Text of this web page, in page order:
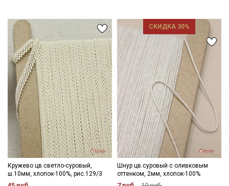
Кружево цв.светло-суровый,
ш.10мм, хлопок-100%, рис.129/3
СКИДКА 30%
Шнур цв.суровый с оливковым
оттенком, 2мм, хлопок-100%
Секретная рассылка от Купава
Мы публикуем здесь дополнительные
промокоды и скидки до 30% на узкие
категории тканей
Электронная почта